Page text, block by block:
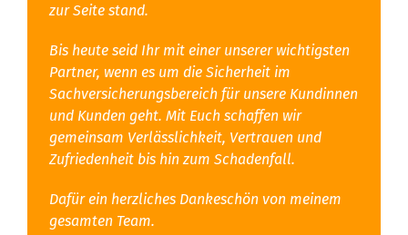
zur Seite stand.
Bis heute seid Ihr mit einer unserer wichtigsten
Partner, wenn es um die Sicherheit im
Sachversicherungsbereich für unsere Kundinnen
und Kunden geht. Mit Euch schaffen wir
gemeinsam Verlässlichkeit, Vertrauen und
Zufriedenheit bis hin zum Schadenfall.
Dafür ein herzliches Dankeschön von meinem
gesamten Team.